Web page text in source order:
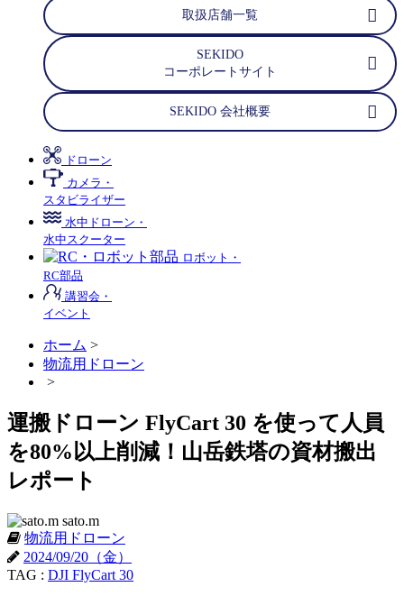
取扱店舗一覧
SEKIDO
コーポレートサイト
SEKIDO 会社概要
ドローン
カメラ・
スタビライザー
水中ドローン・
水中スクーター
ロボット・
RC部品
講習会・
イベント
ホーム >
物流用ドローン
>
運搬ドローン FlyCart 30 を使って人員
を80%以上削減！山岳鉄塔の資材搬出
レポート
sato.m
物流用ドローン
2024/09/20（金）
TAG : DJI FlyCart 30